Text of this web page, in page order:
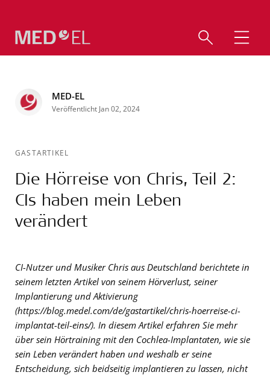
MED-EL
Veröffentlicht Jan 02, 2024
GASTARTIKEL
Die Hörreise von Chris, Teil 2:
CIs haben mein Leben
verändert
CI-Nutzer und Musiker Chris aus Deutschland berichtete in
seinem letzten Artikel von seinem Hörverlust, seiner
Implantierung und Aktivierung
(https://blog.medel.com/de/gastartikel/chris-hoerreise-ci-
implantat-teil-eins/). In diesem Artikel erfahren Sie mehr
über sein Hörtraining mit den Cochlea-Implantaten, wie sie
sein Leben verändert haben und weshalb er seine
Entscheidung, sich beidseitig implantieren zu lassen, nicht